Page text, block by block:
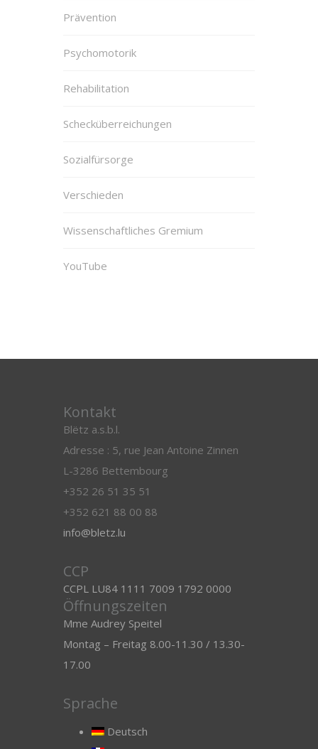
Prävention
Psychomotorik
Rehabilitation
Schecküberreichungen
Sozialfürsorge
Verschieden
Wissenschaftliches Gremium
YouTube
Kontakt
Blëtz a.s.b.l.
Adresse : 5, rue Jean Antoine Zinnen
L-3286 Bettembourg
+352 26 51 35 51
+352 621 88 00 88
info@bletz.lu
CCP
CCPL LU84 1111 7009 1792 0000
Öffnungszeiten
Mme Audrey Speitel
Montag – Freitag 8.00-11.30 / 13.30-
17.00
Sprache
Deutsch